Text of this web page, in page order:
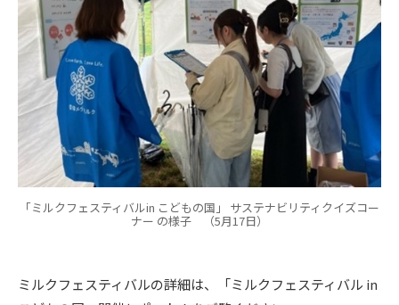
「ミルクフェスティバルin こどもの国」 サステナビリティクイズコー
ナー の様子 （5月17日）
ミルクフェスティバルの詳細は、「ミルクフェスティバル in